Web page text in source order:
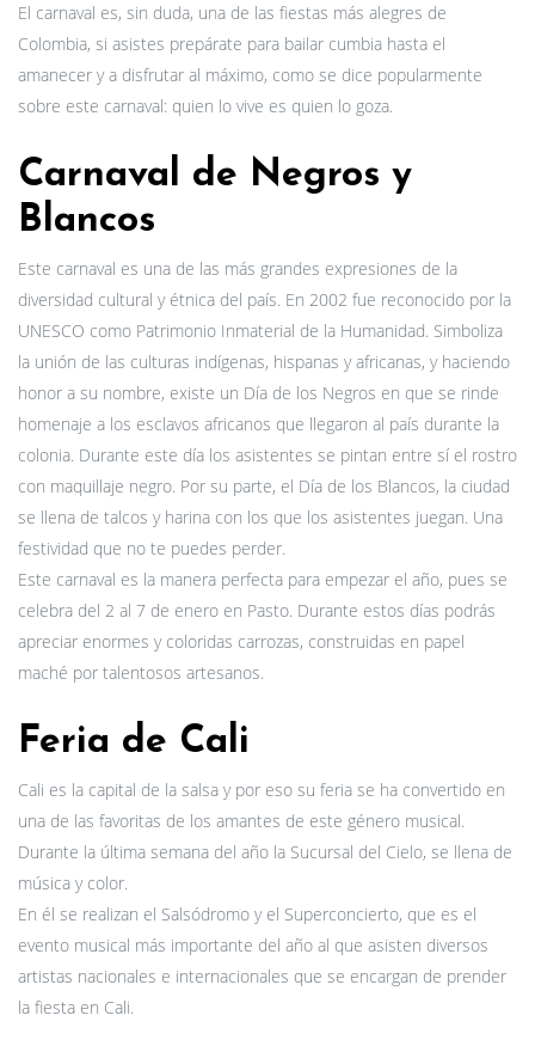
El carnaval es, sin duda, una de las fiestas más alegres de
Colombia, si asistes prepárate para bailar cumbia hasta el
amanecer y a disfrutar al máximo, como se dice popularmente
sobre este carnaval: quien lo vive es quien lo goza.
Carnaval de Negros y
Blancos
Este carnaval es una de las más grandes expresiones de la
diversidad cultural y étnica del país. En 2002 fue reconocido por la
UNESCO como Patrimonio Inmaterial de la Humanidad. Simboliza
la unión de las culturas indígenas, hispanas y africanas, y haciendo
honor a su nombre, existe un Día de los Negros en que se rinde
homenaje a los esclavos africanos que llegaron al país durante la
colonia. Durante este día los asistentes se pintan entre sí el rostro
con maquillaje negro. Por su parte, el Día de los Blancos, la ciudad
se llena de talcos y harina con los que los asistentes juegan. Una
festividad que no te puedes perder.
Este carnaval es la manera perfecta para empezar el año, pues se
celebra del 2 al 7 de enero en Pasto. Durante estos días podrás
apreciar enormes y coloridas carrozas, construidas en papel
maché por talentosos artesanos.
Feria de Cali
Cali es la capital de la salsa y por eso su feria se ha convertido en
una de las favoritas de los amantes de este género musical.
Durante la última semana del año la Sucursal del Cielo, se llena de
música y color.
En él se realizan el Salsódromo y el Superconcierto, que es el
evento musical más importante del año al que asisten diversos
artistas nacionales e internacionales que se encargan de prender
la fiesta en Cali.